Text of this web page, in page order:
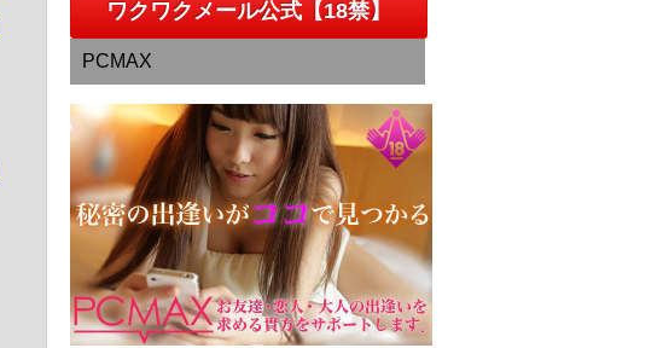
ワクワクメール公式【18禁】
PCMAX